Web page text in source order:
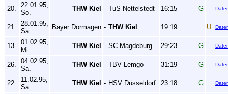
20.
22.01.95,
So.
THW Kiel - TuS Nettelstedt 16:15 G
21.
28.01.95,
Sa.
Bayer Dormagen - THW Kiel 19:19 U
13.
01.02.95,
Mi.
THW Kiel - SC Magdeburg 29:23 G
26.
04.02.95,
Sa.
THW Kiel - TBV Lemgo 31:19 G
22.
11.02.95,
Sa.
THW Kiel - HSV Düsseldorf 23:18 G